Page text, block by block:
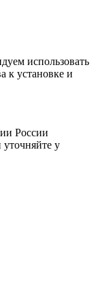
использовать
к установке и
России
у